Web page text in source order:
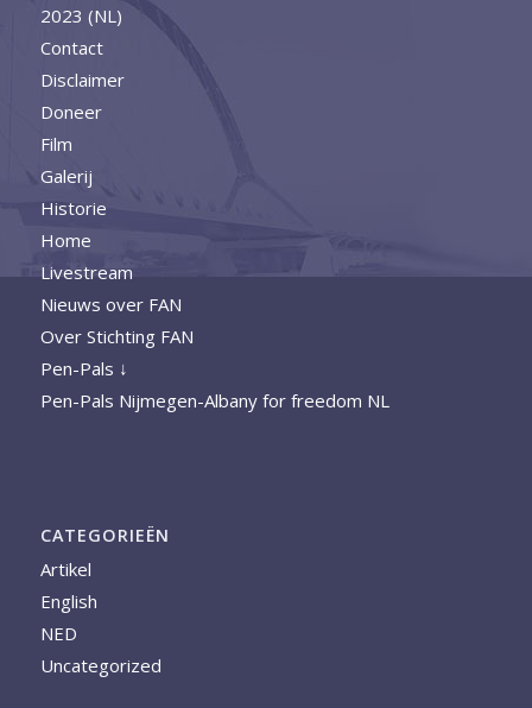
2023 (NL)
Contact
Disclaimer
Doneer
Film
Galerij
Historie
Home
Livestream
Nieuws over FAN
Over Stichting FAN
Pen-Pals ↓
Pen-Pals Nijmegen-Albany for freedom NL
CATEGORIEËN
Artikel
English
NED
Uncategorized